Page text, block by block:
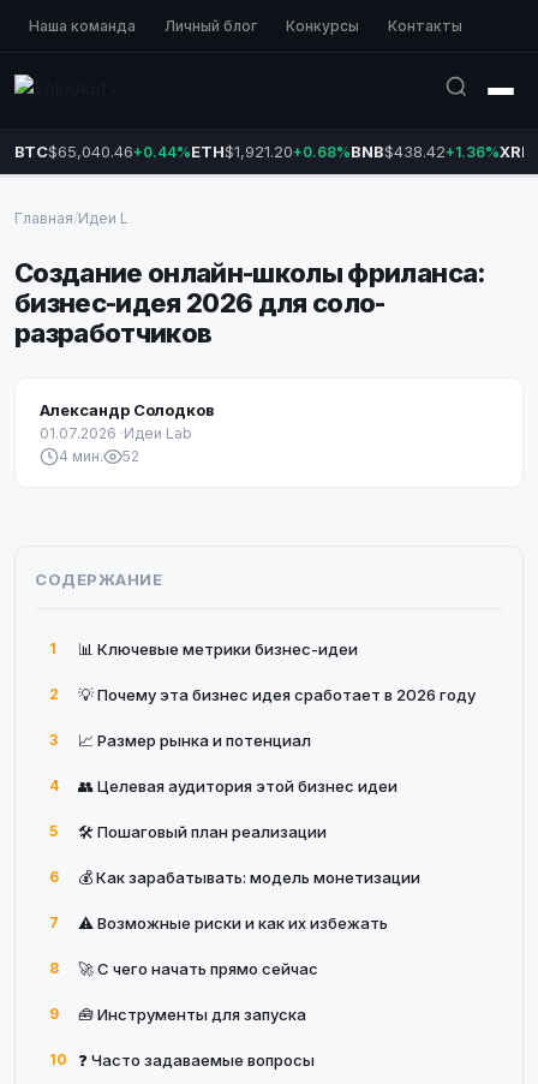
Наша команда Личный блог Конкурсы Контакты
BTC$65,040.46+0.44%ETH$1,921.20+0.68%BNB$438.42+1.36%XRP
Главная/Идеи L
Создание онлайн-школы фриланса:
бизнес-идея 2026 для соло-
разработчиков
Александр Солодков
01.07.2026 ·Идеи Lab
4 мин.
52
СОДЕРЖАНИЕ
1 📊 Ключевые метрики бизнес-идеи
2 💡 Почему эта бизнес идея сработает в 2026 году
3 📈 Размер рынка и потенциал
4 👥 Целевая аудитория этой бизнес идеи
5 🛠 Пошаговый план реализации
6 💰 Как зарабатывать: модель монетизации
7 ⚠️ Возможные риски и как их избежать
8 🚀 С чего начать прямо сейчас
9 🧰 Инструменты для запуска
10 ❓ Часто задаваемые вопросы